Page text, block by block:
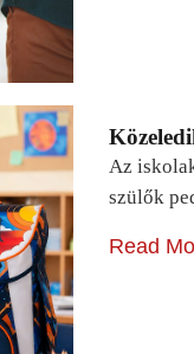
Az
szülők
Read